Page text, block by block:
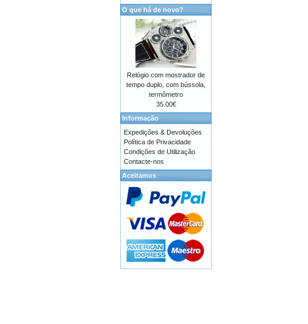
O que há de novo?
Relógio com mostrador de
tempo duplo, com bússola,
termômetro
35.00€
Informação
Expedições & Devoluções
Política de Privacidade
Condições de Utilização
Contacte-nos
Aceitamos